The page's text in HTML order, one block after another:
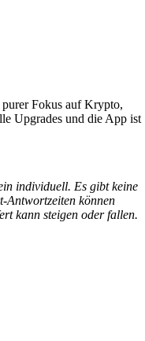
Fokus auf Krypto,
Upgrades und die App ist
individuell. Es gibt keine
Antwortzeiten können
kann steigen oder fallen.